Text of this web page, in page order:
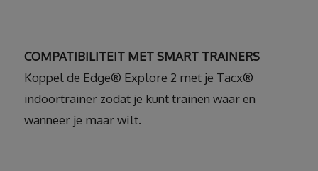
COMPATIBILITEIT MET SMART TRAINERS
Koppel de Edge® Explore 2 met je Tacx®
indoortrainer zodat je kunt trainen waar en
wanneer je maar wilt.